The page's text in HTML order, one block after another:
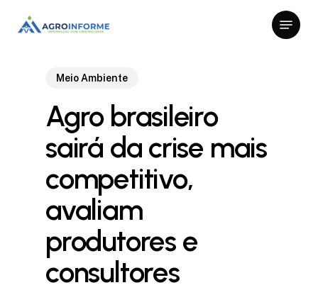
Menu
Meio Ambiente
Agro brasileiro
sairá da crise mais
competitivo,
avaliam
produtores e
consultores